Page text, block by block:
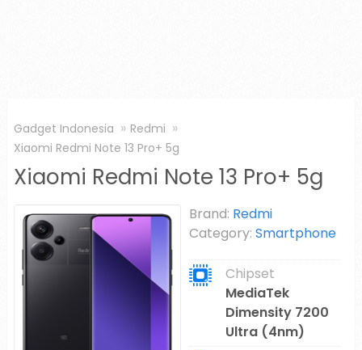
Gadget Indonesia
Redmi
Xiaomi Redmi Note 13 Pro+ 5g
Xiaomi Redmi Note 13 Pro+ 5g
Brand: Redmi
Category: Smartphone
Chipset
MediaTek
Dimensity 7200
Ultra (4nm)